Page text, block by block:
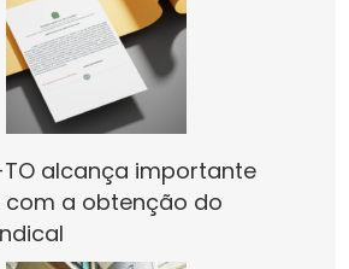
TO alcança importante
a obtenção do